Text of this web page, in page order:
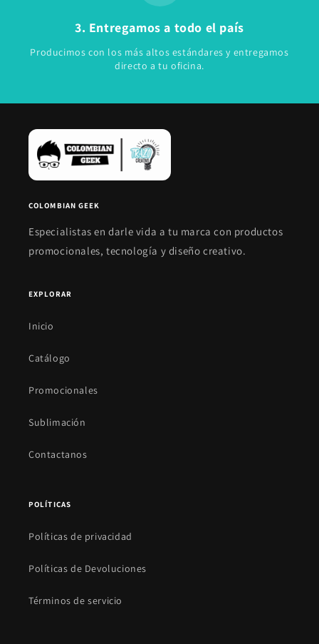
3. Entregamos a todo el país
Producimos con los más altos estándares y entregamos
directo a tu oficina.
COLOMBIAN GEEK
Especialistas en darle vida a tu marca con productos
promocionales, tecnología y diseño creativo.
EXPLORAR
Inicio
Catálogo
Promocionales
Sublimación
Contactanos
POLÍTICAS
Políticas de privacidad
Políticas de Devoluciones
Términos de servicio